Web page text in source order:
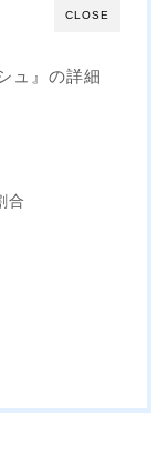
CLOSE
ュ』の詳細
合